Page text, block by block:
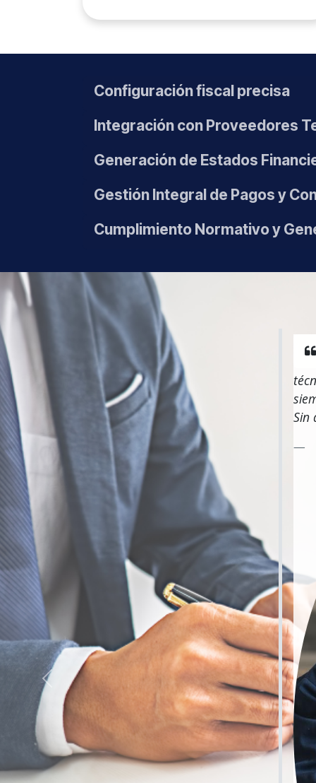
Configuración fiscal precisa
Integración con Proveedores
Generación de Estados
Gestión Integral de Pagos y
Cumplimiento Normativo y
Sin
Anterior